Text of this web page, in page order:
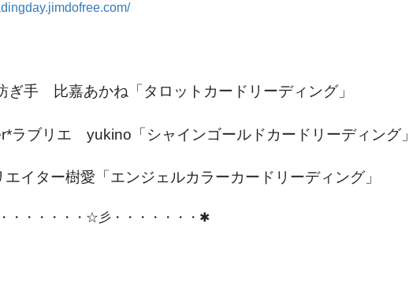
ぎ手 比嘉あかね 「タロットカードリーディング」
ブリエ yukino 「シャインゴールドカードリーディング」
ター樹愛 「エンジェルカラーカードリーディング」
・・・・・・☆彡・・・・・・・✱